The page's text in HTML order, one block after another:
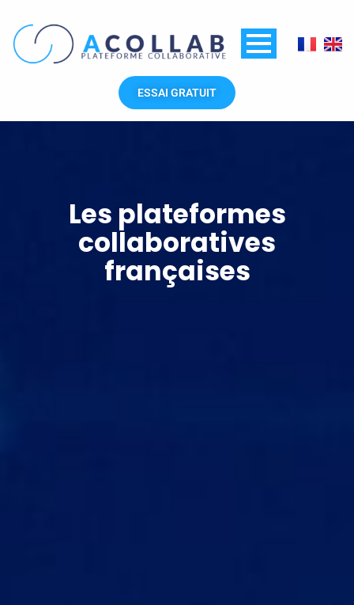
contenu
ESSAI GRATUIT
Les plateformes
collaboratives
françaises